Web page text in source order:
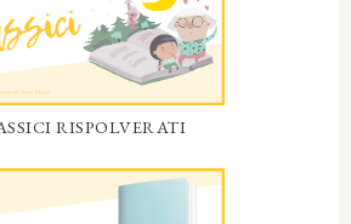
RISPOLVERATI